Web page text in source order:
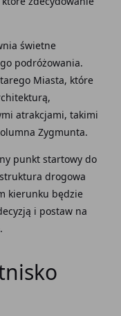
świetne
podróżowania.
Miasta, które
atrakcjami, takimi
Zygmunta.
punkt startowy do
drogowa
kierunku będzie
i postaw na